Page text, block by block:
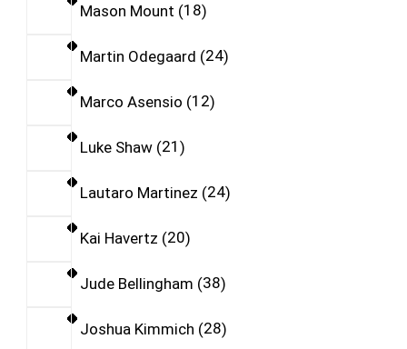
Mason Mount 18
Martin Odegaard 24
Marco Asensio 12
Luke Shaw 21
Lautaro Martinez 24
Kai Havertz 20
Jude Bellingham 38
Joshua Kimmich 28